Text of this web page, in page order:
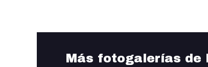
Más fotogalerías de